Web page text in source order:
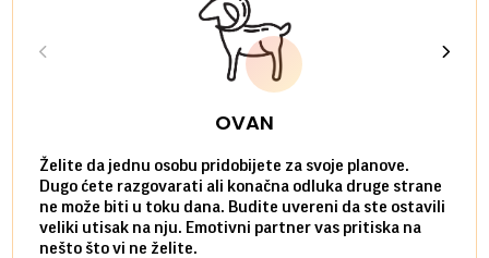
OVAN
Želite da jednu osobu pridobijete za svoje planove.
Dugo ćete razgovarati ali konačna odluka druge strane
ne može biti u toku dana. Budite uvereni da ste ostavili
veliki utisak na nju. Emotivni partner vas pritiska na
nešto što vi ne želite.